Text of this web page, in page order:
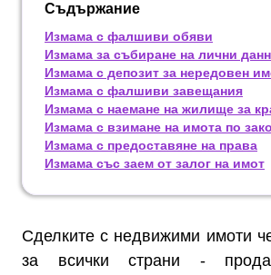
Съдържание
Измама с фалшиви обяви
Измама за събиране на лични
Измама с депозит за нередовен
Измама с фалшиви завещания
Измама с наемане на жилище за
Измама с взимане на имота по
Измама с предоставяне на права
Измама със заем от залог на имот
Сделките с недвижими имоти
за всички страни -